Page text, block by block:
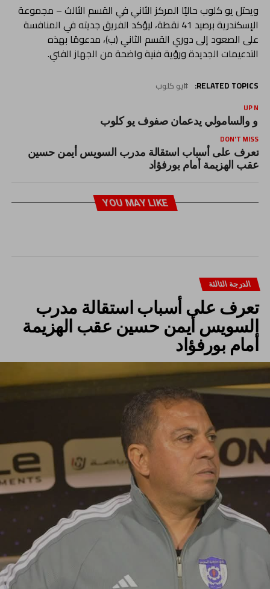
ويحتل يو كلوب حاليًا المركز الثاني في القسم الثالث – مجموعة
الإسكندرية برصيد 41 نقطة، ليؤكد الفريق جديته في المنافسة
على الصعود إلى دوري القسم الثاني (ب)، مدعومًا بهذه
التدعيمات الجديدة ورؤية فنية واضحة من الجهاز الفني.
RELATED TOPICS: يو كلوب
UP
والسامولي يدعمان صفوف يو كلوب
DON'T MISS
تعرف على أسباب استقالة مدرب السويس أيمن حسين
عقب الهزيمة أمام بورفؤاد
YOU MAY LIKE
الدرجة الثالثة
تعرف على أسباب استقالة مدرب
السويس أيمن حسين عقب الهزيمة
أمام بورفؤاد